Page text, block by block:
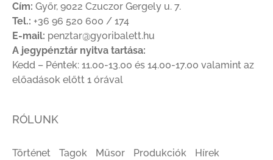
Cím: Győr, 9022 Czuczor Gergely u. 7.
Tel.: +36 96 520 600 / 174
E-mail: penztar@gyoribalett.hu
A jegypénztár nyitva tartása:
Kedd – Péntek: 11.00-13.00 és 14.00-17.00 valamint az
előadások előtt 1 órával
RÓLUNK
Történet Tagok Műsor Produkciók
Hírek